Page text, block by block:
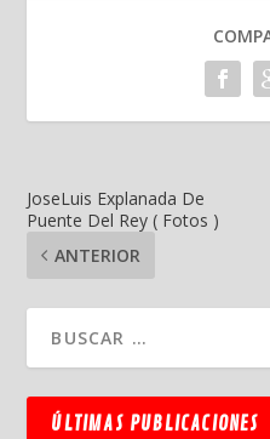
JoseLuis Explanada De
Puente Del Rey ( Fotos )
ANTERIOR
ÚLTIMAS PUBLICACIONES